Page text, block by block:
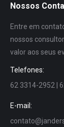
Nossos
Entre em
nossos
valor aos seus
Telefones:
62 3314-2952 |
E-mail: